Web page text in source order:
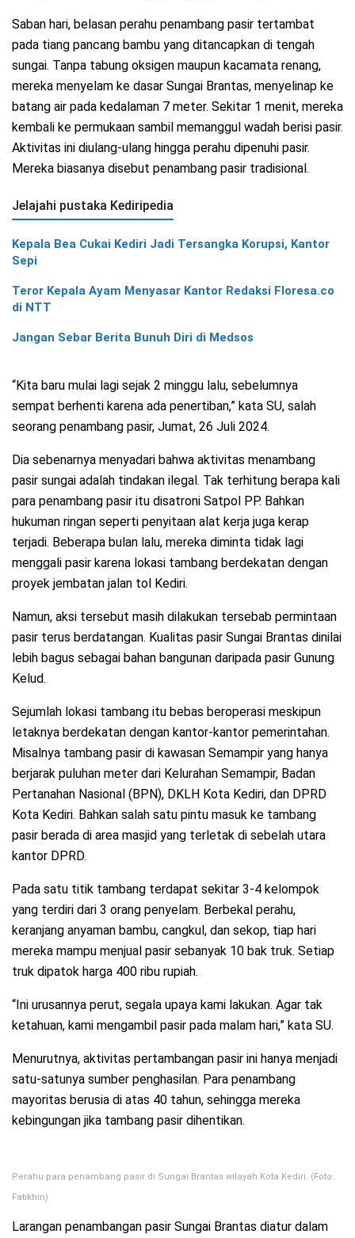
Saban hari, belasan perahu penambang pasir tertambat
pada tiang pancang bambu yang ditancapkan di tengah
sungai. Tanpa tabung oksigen maupun kacamata renang,
mereka menyelam ke dasar Sungai Brantas, menyelinap ke
batang air pada kedalaman 7 meter. Sekitar 1 menit, mereka
kembali ke permukaan sambil memanggul wadah berisi pasir.
Aktivitas ini diulang-ulang hingga perahu dipenuhi pasir.
Mereka biasanya disebut penambang pasir tradisional.
Jelajahi pustaka Kediripedia
Kepala Bea Cukai Kediri Jadi Tersangka Korupsi, Kantor
Sepi
Teror Kepala Ayam Menyasar Kantor Redaksi Floresa.co
di NTT
Jangan Sebar Berita Bunuh Diri di Medsos
“Kita baru mulai lagi sejak 2 minggu lalu, sebelumnya
sempat berhenti karena ada penertiban,” kata SU, salah
seorang penambang pasir, Jumat, 26 Juli 2024.
Dia sebenarnya menyadari bahwa aktivitas menambang
pasir sungai adalah tindakan ilegal. Tak terhitung berapa kali
para penambang pasir itu disatroni Satpol PP. Bahkan
hukuman ringan seperti penyitaan alat kerja juga kerap
terjadi. Beberapa bulan lalu, mereka diminta tidak lagi
menggali pasir karena lokasi tambang berdekatan dengan
proyek jembatan jalan tol Kediri.
Namun, aksi tersebut masih dilakukan tersebab permintaan
pasir terus berdatangan. Kualitas pasir Sungai Brantas dinilai
lebih bagus sebagai bahan bangunan daripada pasir Gunung
Kelud.
Sejumlah lokasi tambang itu bebas beroperasi meskipun
letaknya berdekatan dengan kantor-kantor pemerintahan.
Misalnya tambang pasir di kawasan Semampir yang hanya
berjarak puluhan meter dari Kelurahan Semampir, Badan
Pertanahan Nasional (BPN), DKLH Kota Kediri, dan DPRD
Kota Kediri. Bahkan salah satu pintu masuk ke tambang
pasir berada di area masjid yang terletak di sebelah utara
kantor DPRD.
Pada satu titik tambang terdapat sekitar 3-4 kelompok
yang terdiri dari 3 orang penyelam. Berbekal perahu,
keranjang anyaman bambu, cangkul, dan sekop, tiap hari
mereka mampu menjual pasir sebanyak 10 bak truk. Setiap
truk dipatok harga 400 ribu rupiah.
“Ini urusannya perut, segala upaya kami lakukan. Agar tak
ketahuan, kami mengambil pasir pada malam hari,” kata SU.
Menurutnya, aktivitas pertambangan pasir ini hanya menjadi
satu-satunya sumber penghasilan. Para penambang
mayoritas berusia di atas 40 tahun, sehingga mereka
kebingungan jika tambang pasir dihentikan.
Perahu para penambang pasir di Sungai Brantas wilayah Kota Kediri. (Foto:
Fatikhin)
Larangan penambangan pasir Sungai Brantas diatur dalam